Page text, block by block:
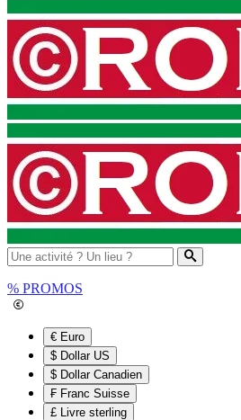
% PROMOS
€ Euro
$ Dollar US
$ Dollar Canadien
₣ Franc Suisse
£ Livre sterling